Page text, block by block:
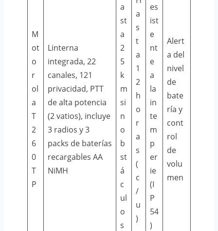
M
ot
o
r
ol
a
T
2
6
0
T
P
Linterna
integrada, 22
canales, 121
privacidad, PTT
de alta potencia
(2 vatios), incluye
3 radios y 3
packs de baterías
recargables AA
NiMH
a
st
a
2
5
k
m
si
n
o
b
st
á
c
ul
o
s
a
s
t
a
1
2
h
o
r
a
s
(
c
/
u
)
es
ist
e
nt
e
a
la
in
te
m
p
er
ie
(I
P
54
)
Alert
a del
nivel
de
bate
ría y
cont
rol
de
volu
men